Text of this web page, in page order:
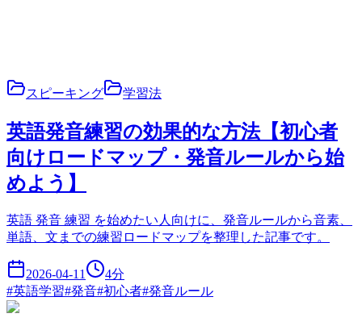
スピーキング 学習法
英語発音練習の効果的な方法【初心者
向けロードマップ・発音ルールから始
めよう】
英語 発音 練習 を始めたい人向けに、発音ルールから音素、
単語、文までの練習ロードマップを整理した記事です。
2026-04-11 4分
#英語学習#発音#初心者#発音ルール